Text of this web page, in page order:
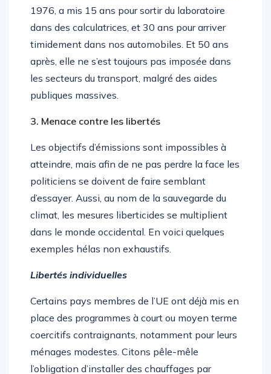
1976, a mis 15 ans pour sortir du laboratoire
dans des calculatrices, et 30 ans pour arriver
timidement dans nos automobiles. Et 50 ans
après, elle ne s’est toujours pas imposée dans
les secteurs du transport, malgré des aides
publiques massives.
3. Menace contre les libertés
Les objectifs d’émissions sont impossibles à
atteindre, mais afin de ne pas perdre la face les
politiciens se doivent de faire semblant
d’essayer. Aussi, au nom de la sauvegarde du
climat, les mesures liberticides se multiplient
dans le monde occidental. En voici quelques
exemples hélas non exhaustifs.
Libertés individuelles
Certains pays membres de l’UE ont déjà mis en
place des programmes à court ou moyen terme
coercitifs contraignants, notamment pour leurs
ménages modestes. Citons pêle-mêle
l’obligation d’installer des chauffages par